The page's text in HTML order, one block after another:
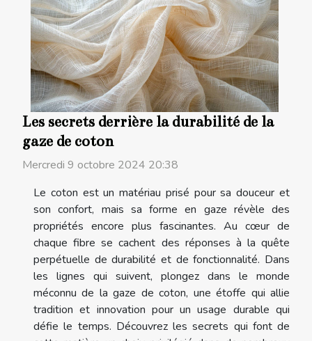
Les secrets derrière la durabilité de la
gaze de coton
Mercredi 9 octobre 2024 20:38
Le coton est un matériau prisé pour sa douceur et
son confort, mais sa forme en gaze révèle des
propriétés encore plus fascinantes. Au cœur de
chaque fibre se cachent des réponses à la quête
perpétuelle de durabilité et de fonctionnalité. Dans
les lignes qui suivent, plongez dans le monde
méconnu de la gaze de coton, une étoffe qui allie
tradition et innovation pour un usage durable qui
défie le temps. Découvrez les secrets qui font de